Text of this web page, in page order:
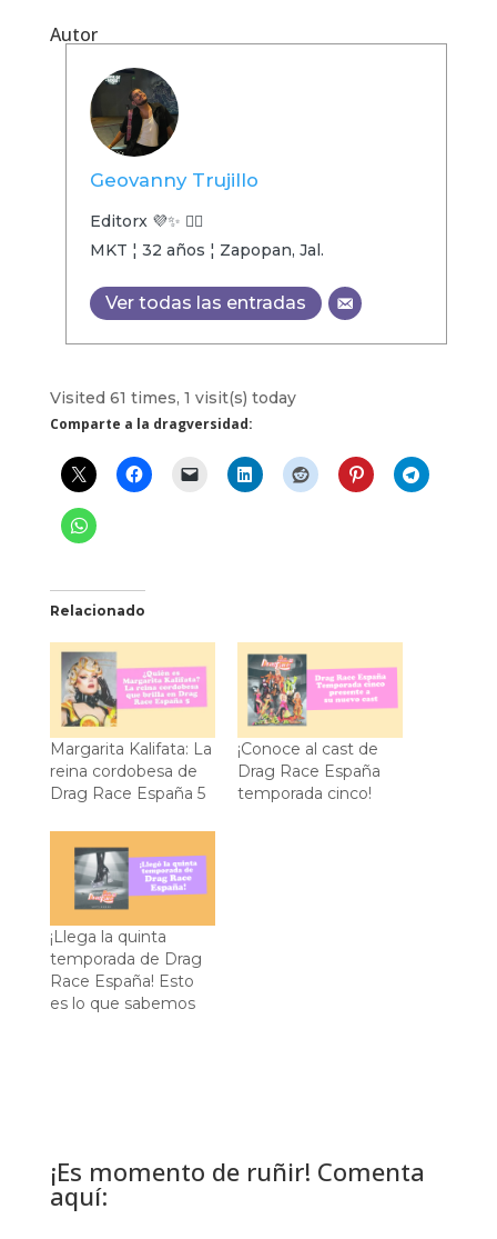
Autor
Geovanny Trujillo
Editorx 💜✨ 🏳️‍🌈
MKT ¦ 32 años ¦ Zapopan, Jal.
Ver todas las entradas
Visited 61 times, 1 visit(s) today
Comparte a la dragversidad:
Relacionado
Margarita Kalifata: La
reina cordobesa de
Drag Race España 5
¡Conoce al cast de
Drag Race España
temporada cinco!
¡Llega la quinta
temporada de Drag
Race España! Esto
es lo que sabemos
¡Es momento de ruñir! Comenta
aquí: